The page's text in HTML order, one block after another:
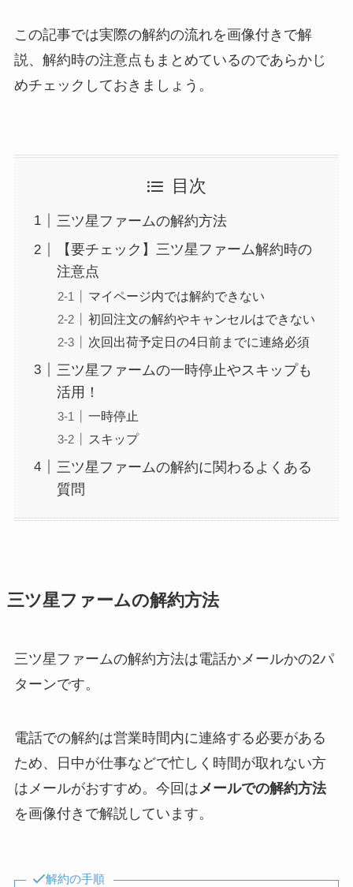
この記事では実際の解約の流れを画像付きで解
説、解約時の注意点もまとめているのであらかじ
めチェックしておきましょう。
目次
三ツ星ファームの解約方法
【要チェック】三ツ星ファーム解約時の
注意点
マイページ内では解約できない
初回注文の解約やキャンセルはできない
次回出荷予定日の4日前までに連絡必須
三ツ星ファームの一時停止やスキップも
活用！
一時停止
スキップ
三ツ星ファームの解約に関わるよくある
質問
三ツ星ファームの解約方法
三ツ星ファームの解約方法は電話かメールかの2パ
ターンです。
電話での解約は営業時間内に連絡する必要がある
ため、日中が仕事などで忙しく時間が取れない方
はメールがおすすめ。今回は メールでの解約方法
を画像付きで解説しています。
解約の手順